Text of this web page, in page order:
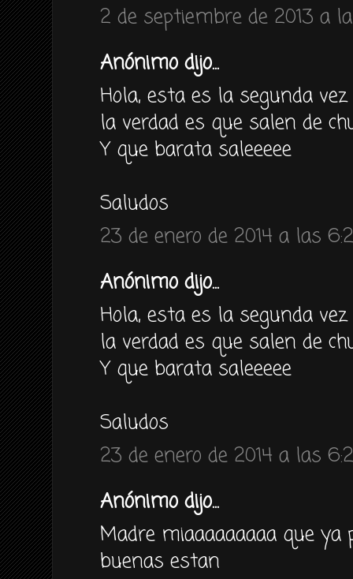
2 de septiembre de 2013 a
Anónimo dijo...
Hola, esta es la segunda
la verdad es que salen de
Y que barata saleeeee
Saludos
23 de enero de 2014 a las
Anónimo dijo...
Hola, esta es la segunda
la verdad es que salen de
Y que barata saleeeee
Saludos
23 de enero de 2014 a las
Anónimo dijo...
Madre miaaaaaaaaa que ya
buenas estan